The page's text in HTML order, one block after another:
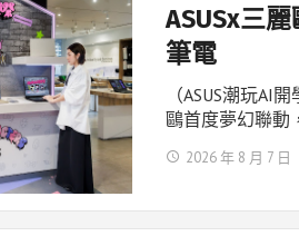
ASUSx三
筆電
（ASUS潮玩AI
鷗首度夢幻聯動
2026 年 8 月 7 日